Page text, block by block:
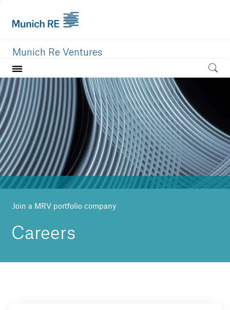
Munich Re Ventures
Home
Our value
Portfolio
Investment areas
Team
News
Join a MRV portfolio company
Careers